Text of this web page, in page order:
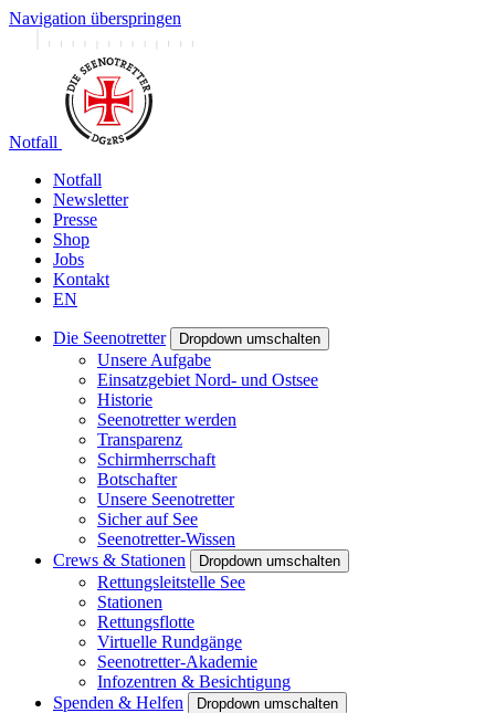
Navigation überspringen
Notfall
Notfall
Newsletter
Presse
Shop
Jobs
Kontakt
EN
Die Seenotretter Dropdown umschalten
Unsere Aufgabe
Einsatzgebiet Nord- und Ostsee
Historie
Seenotretter werden
Transparenz
Schirmherrschaft
Botschafter
Unsere Seenotretter
Sicher auf See
Seenotretter-Wissen
Crews & Stationen
Dropdown umschalten
Rettungsleitstelle See
Stationen
Rettungsflotte
Virtuelle Rundgänge
Seenotretter-Akademie
Infozentren & Besichtigung
Spenden & Helfen
Dropdown umschalten